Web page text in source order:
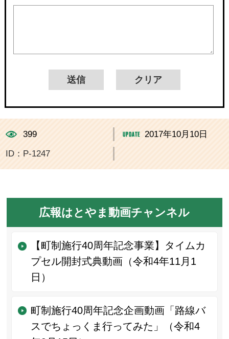
399 2017年10月10日
ID：P-1247
広報はとやま動画チャンネル
【町制施行40周年記念事業】タイムカ
プセル開封式典動画（令和4年11月1
日）
町制施行40周年記念企画動画「路線バ
スでちょっくま行ってみた」（令和4